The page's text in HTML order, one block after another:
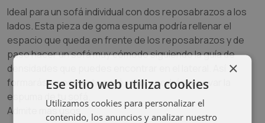
Ideal para un sofá individual con dos reposabrazos a los
lados. Esta pieza de goma espuma podría rellenar el
espacio que queda en frente de los reposabrazos y de
paso hacer un sofá muy cómodo siguiendo la guía de
densidades que puedes encontrar en el lateral. Así
formarás un perfecto sofá relax y podrás renovar la
espuma de tu sofá.
Admite más usos.
×
Ese sitio web utiliza cookies
Utilizamos cookies para personalizar el
contenido, los anuncios y analizar nuestro